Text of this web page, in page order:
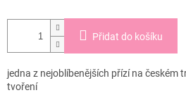
Přidat do košíku
jedna z nejoblíbenějších přízí na českém
tvoření